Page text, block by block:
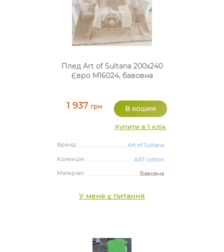
Плед Art of Sultana 200х240
Євро М16024, бавовна
1 937 грн
Купити в 1 клік
Бренд:
Art of Sultana
Колекція:
ART cotton
Матеріал:
Бавовна
У мене є питання